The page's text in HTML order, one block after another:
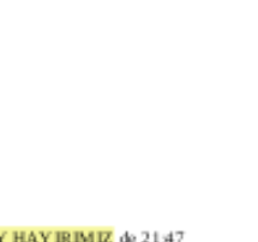
HAYIRIMIZde 21:47